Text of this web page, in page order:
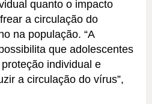
quanto o impacto
a circulação do
na população. “A
que adolescentes
individual e
a circulação do vírus”,